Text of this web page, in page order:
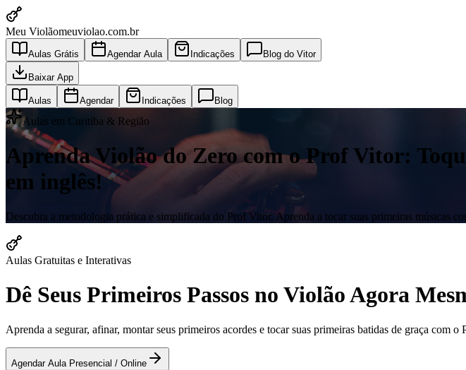
Meu Violãomeuviolao.com.br
Aulas Grátis Agendar Aula Indicações Blog do Vitor
Baixar App
Aulas Agendar Indicações Blog
Aulas em Curitiba & Região
Aprenda Violão do Zero com o Prof Vitor:
em inglês!
Descubra a metodologia prática e simplificada do Prof Vitor. Aprenda a tocar suas primeiras músicas
Aulas Gratuitas e Interativas
Dê Seus Primeiros Passos no Violão Agora
Aprenda a segurar, afinar, montar seus primeiros acordes e tocar suas primeiras batidas de graça
Agendar Aula Presencial / Online